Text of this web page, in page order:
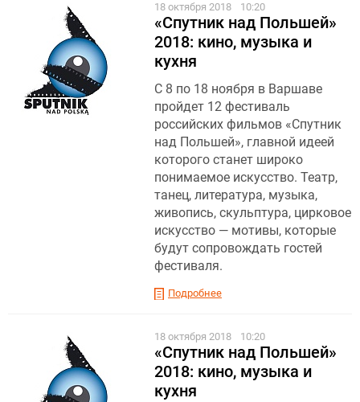
18 октября 2018 10:20
«Спутник над Польшей»
2018: кино, музыка и
кухня
С 8 по 18 ноября в Варшаве
пройдет 12 фестиваль
российских фильмов «Спутник
над Польшей», главной идеей
которого станет широко
понимаемое искусство. Театр,
танец, литература, музыка,
живопись, скульптура, цирковое
искусство — мотивы, которые
будут сопровождать гостей
фестиваля.
Подробнее
18 октября 2018 10:20
«Спутник над Польшей»
2018: кино, музыка и
кухня